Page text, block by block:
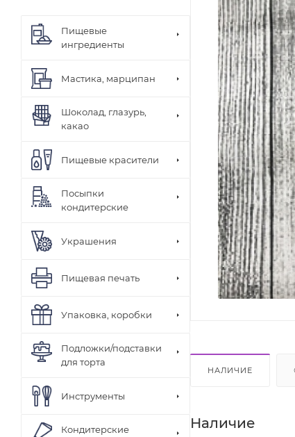
НАЛИЧИЕ
Наличие
Пищевые
ингредиенты
Мастика, марципан
Шоколад, глазурь,
какао
Пищевые красители
Посыпки
кондитерские
Украшения
Пищевая печать
Упаковка, коробки
Подложки/подставки
для торта
Инструменты
Кондитерские